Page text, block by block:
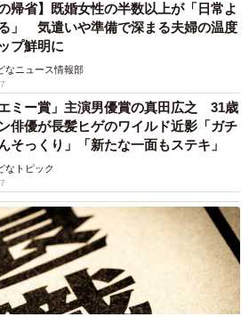
の帰省】既婚女性の半数以上が「日常よ
」 気遣いや準備で深まる夫婦の温度
プ鮮明に
なニュース情報部
ミー賞」主演男優賞の真田広之 31歳
俳優が長髪ヒゲのワイルド近影「ガチ
そっくり」「新たな一面もステキ」
なトピック